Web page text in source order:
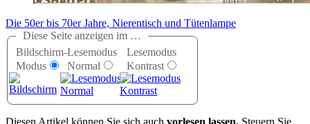
Die 50er bis 70er Jahre, Nierentisch und Tütenlampe
Diese Seite anzeigen im …
Bildschirm-
Modus
Lesemodus
Normal
Lesemodus
Kontrast
Diesen Artikel können Sie sich auch vorlesen lassen. Steuern Sie